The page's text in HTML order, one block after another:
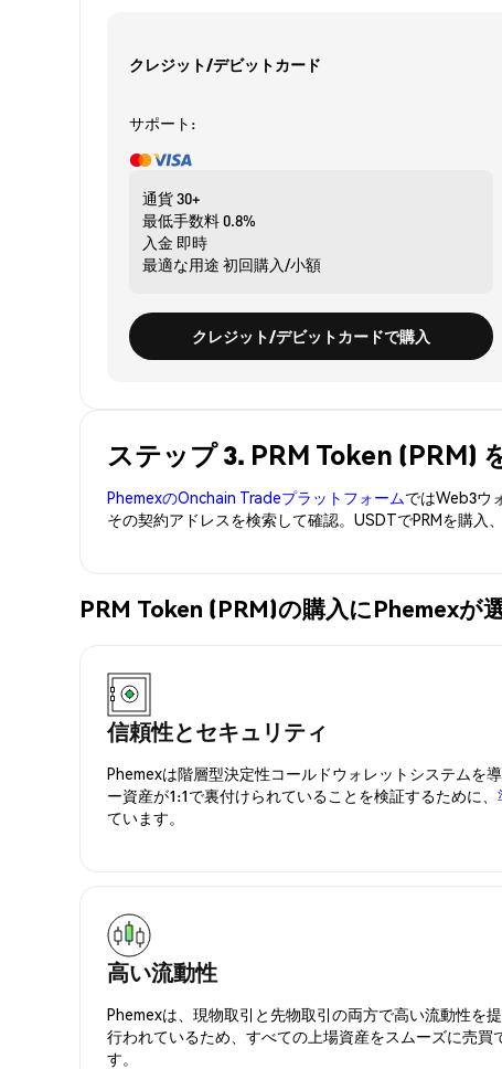
クレジット/デビットカード
サポート:
通貨30+
最低手数料0.8%
入金 即時
最適な用途 初回購入/小額
クレジット/デビットカードで購入
ステップ 3. PRM Token (PRM)
PhemexのOnchain TradeプラットフォームではWeb3ウ
その契約アドレスを検索して確認。USDTでPRMを購入
PRM Token (PRM)の購入にPhemexが
信頼性とセキュリティ
Phemexは階層型決定性コールドウォレットシステムを
ー資産が1:1で裏付けられていることを検証するために、
ています。
高い流動性
Phemexは、現物取引と先物取引の両方で高い流動性を
行われているため、すべての上場資産をスムーズに売買
す。